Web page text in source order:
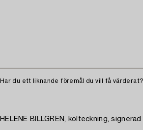
Har du ett liknande föremål du vill få värderat?
HELENE BILLGREN, kolteckning,